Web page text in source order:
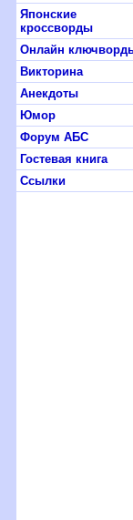
Японские
кроссворды
Онлайн
Викторина
Анекдоты
Юмор
Форум АБС
Гостевая книга
Ссылки